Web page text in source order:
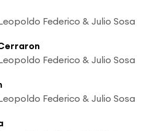
Federico & Julio Sosa
Federico & Julio Sosa
Federico & Julio Sosa